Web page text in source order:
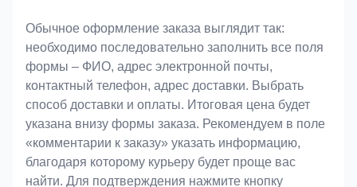
Обычное оформление заказа выглядит так:
необходимо последовательно заполнить все поля
формы – ФИО, адрес электронной почты,
контактный телефон, адрес доставки. Выбрать
способ доставки и оплаты. Итоговая цена будет
указана внизу формы заказа. Рекомендуем в поле
«комментарии к заказу» указать информацию,
благодаря которому курьеру будет проще вас
найти. Для подтверждения нажмите кнопку